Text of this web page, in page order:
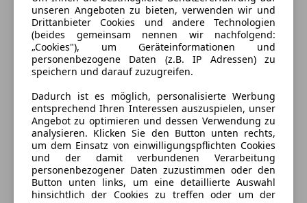
Energieverbrauch
Kraftstoff
Elektro
unseren Angeboten zu bieten, verwenden wir und
Drittanbieter Cookies und andere Technologien
(beides gemeinsam nennen wir nachfolgend:
„Cookies"), um Geräteinformationen und
personenbezogene Daten (z.B. IP Adressen) zu
speichern und darauf zuzugreifen.
Dadurch ist es möglich, personalisierte Werbung
entsprechend Ihren Interessen auszuspielen, unser
Angebot zu optimieren und dessen Verwendung zu
analysieren. Klicken Sie den Button unten rechts,
um dem Einsatz von einwilligungspflichten Cookies
und der damit verbundenen Verarbeitung
personenbezogener Daten zuzustimmen oder den
Button unten links, um eine detaillierte Auswahl
hinsichtlich der Cookies zu treffen oder um der